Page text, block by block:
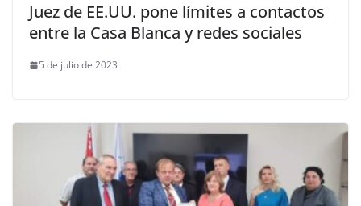
Juez de EE.UU. pone límites a contactos
entre la Casa Blanca y redes sociales
5 de julio de 2023